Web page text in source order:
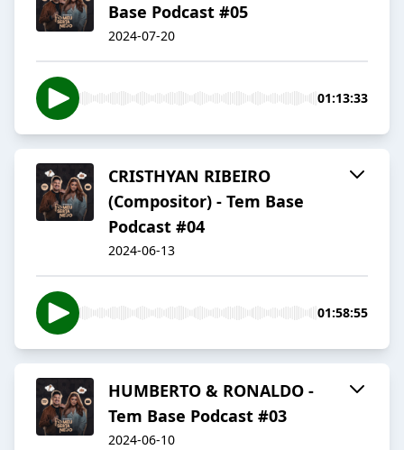
Base Podcast #05
2024-07-20
01:13:33
CRISTHYAN RIBEIRO
(Compositor) - Tem Base
Podcast #04
2024-06-13
01:58:55
HUMBERTO & RONALDO -
Tem Base Podcast #03
2024-06-10